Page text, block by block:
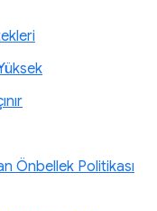
Önbellek Politikası